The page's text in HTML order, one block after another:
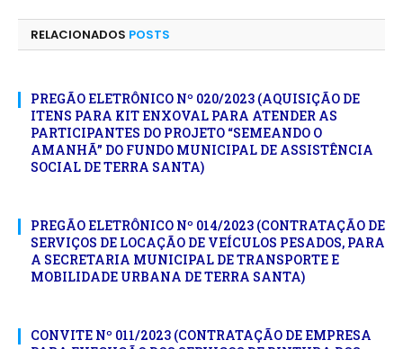
RELACIONADOS POSTS
PREGÃO ELETRÔNICO Nº 020/2023 (AQUISIÇÃO DE
ITENS PARA KIT ENXOVAL PARA ATENDER AS
PARTICIPANTES DO PROJETO “SEMEANDO O
AMANHÃ” DO FUNDO MUNICIPAL DE ASSISTÊNCIA
SOCIAL DE TERRA SANTA)
PREGÃO ELETRÔNICO Nº 014/2023 (CONTRATAÇÃO DE
SERVIÇOS DE LOCAÇÃO DE VEÍCULOS PESADOS, PARA
A SECRETARIA MUNICIPAL DE TRANSPORTE E
MOBILIDADE URBANA DE TERRA SANTA)
CONVITE Nº 011/2023 (CONTRATAÇÃO DE EMPRESA